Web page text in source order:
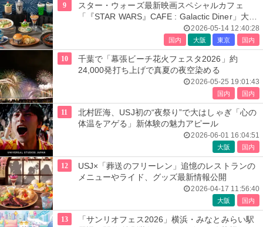
9
スター・ウォーズ最新映画スペシャルカフェ
「『STAR WARS』CAFE : Galactic Diner」大
2026-05-14 12:40:28
国内 大阪 東京 国内
10
千葉で「幕張ビーチ花火フェスタ2026」約
24,000発打ち上げで真夏の夜空染める
2026-05-25 19:01:43
国内 国内
11
北村匠海、USJ初の“夜祭り”で大はしゃぎ「心の
体温をアゲる」新体験の魅力アピール
2026-06-01 16:04:51
大阪 国内
12
USJ×「葬送のフリーレン」追憶のレストランの
メニューやライド、グッズ最新情報公開
2026-04-17 11:56:40
大阪 国内
13
「サンリオフェス2026」横浜・みなとみらい駅